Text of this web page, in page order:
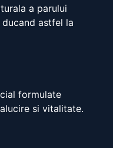
a parului
astfel la
formulate
si vitalitate.